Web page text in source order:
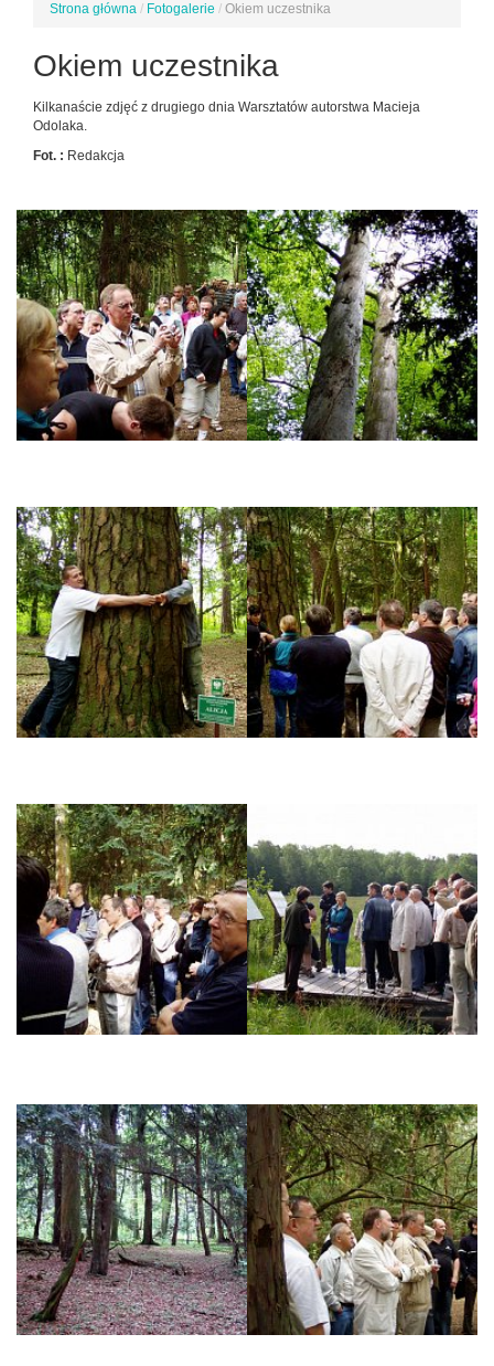
Jesteś
Strona główna / Fotogalerie / Okiem uczestnika
Okiem uczestnika
Kilkanaście zdjęć z drugiego dnia Warsztatów autorstwa Macieja
Odolaka.
Fot. : Redakcja